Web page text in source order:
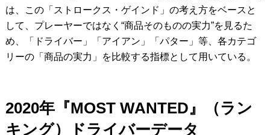
は、この「ストロークス・ゲインド」の考え方をベースと
して、プレーヤーではなく“商品そのものの実力”を見るた
め、「ドライバー」「アイアン」「パター」等、各カテゴ
リーの「商品の実力」を比較する指標として用いている。
2020年『MOST WANTED』（ラン
キング）ドライバーデータ